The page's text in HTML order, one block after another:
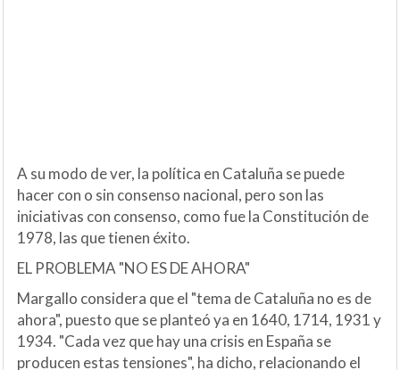
A su modo de ver, la política en Cataluña se puede
hacer con o sin consenso nacional, pero son las
iniciativas con consenso, como fue la Constitución de
1978, las que tienen éxito.
EL PROBLEMA "NO ES DE AHORA"
Margallo considera que el "tema de Cataluña no es de
ahora", puesto que se planteó ya en 1640, 1714, 1931 y
1934. "Cada vez que hay una crisis en España se
producen estas tensiones", ha dicho, relacionando el